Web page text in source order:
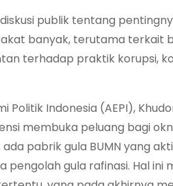
publik tentang
banyak, terutama terkait
terhadap praktik korupsi,
Politik Indonesia (AEPI),
membuka peluang bagi
pabrik gula BUMN yang
pengolah gula rafinasi. Hal